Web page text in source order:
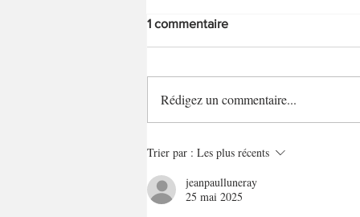
Le "batch cooking" : votre allié
minceur
1 commentaire
Rédigez un commentaire...
Trier par : Les plus récents
jeanpaulluneray
25 mai 2025